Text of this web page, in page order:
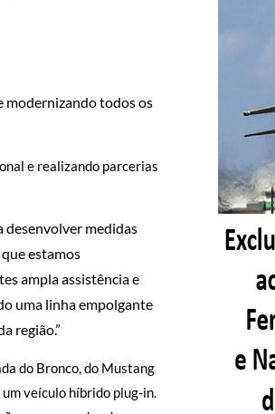
modernizando todos os
e realizando parcerias
desenvolver medidas
estamos
ampla assistência e
uma linha empolgante
região.”
do Bronco, do Mustang
veículo híbrido plug-in.